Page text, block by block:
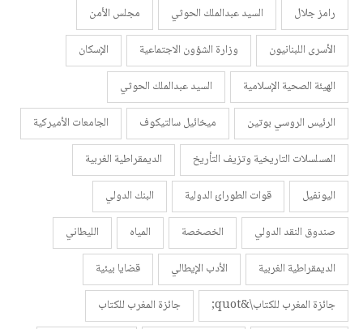
رامز جلال
السيد عبدالملك الحوثي
مجلس الأمن
الأسرى اللبنانيون
وزارة الشؤون الاجتماعية
الإسكان
الهيئة الصحية الإسلامية
السيد عبدالملك الحوثي
الرئيس الروسي بوتين
ميخائيل سالتيكوف
الجامعات الأميركية
المسلسلات التاريخية وتزيف التأريخ
الديمقراطية الغربية
اليونفيل
قوات الطورائ الدولية
البنك الدولي
صندوق النقد الدولي
الخصخصة المياه
الليطاني
الديمقراطية الغربية
الأدب الإيطالي
قضايا بيئية
جائزة المغرب للكتاب\&quot;
جائزة المغرب للكتاب